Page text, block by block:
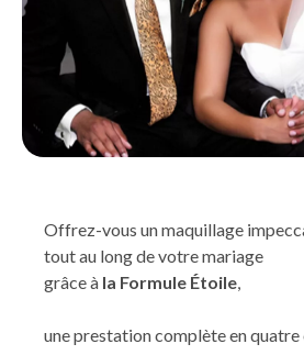
Offrez-vous un maquillage
tout au long de votre mariage
grâce à la Formule Étoile,
une prestation complète en quatre